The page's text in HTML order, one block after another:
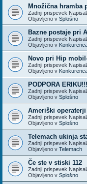
Množična hramba
Zadnji prispevek
Objavljeno v Splošno
Bazne postaje pri
Zadnji prispevek
Objavljeno v
Novo pri Hip
Zadnji prispevek
Objavljeno v
PODPORA ERIKU!!!
Zadnji prispevek
Objavljeno v Splošno
Ameriški
Zadnji prispevek
Objavljeno v Splošno
Telemach ukinja
Zadnji prispevek
Objavljeno v Telemach
Če ste v stiski 112
Zadnji prispevek
Objavljeno v Splošno